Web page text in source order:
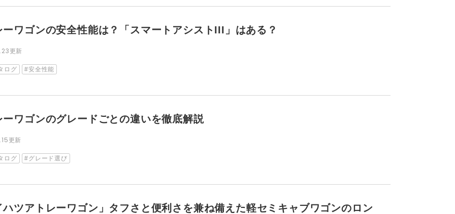
ーワゴンの安全性能は？「スマートアシストIII」はある？
更新
ログ 安全性能
ーワゴンのグレードごとの違いを徹底解説
更新
ログ グレード選び
ハツアトレーワゴン」タフさと便利さを兼ね備えた軽セミキャブワゴンのロン